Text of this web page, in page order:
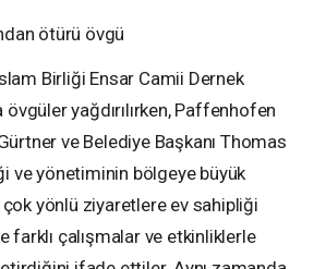
ötürü övgü
Birliği Ensar Camii Dernek
övgüler yağdırılırken, Paffenhofen
ve Belediye Başkanı Thomas
ve yönetiminin bölgeye büyük
çok yönlü ziyaretlere ev sahipliği
farklı çalışmalar ve etkinliklerle